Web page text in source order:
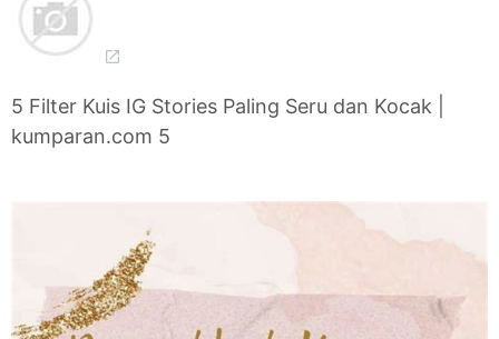
5 Filter Kuis IG Stories Paling Seru dan Kocak |
kumparan.com 5